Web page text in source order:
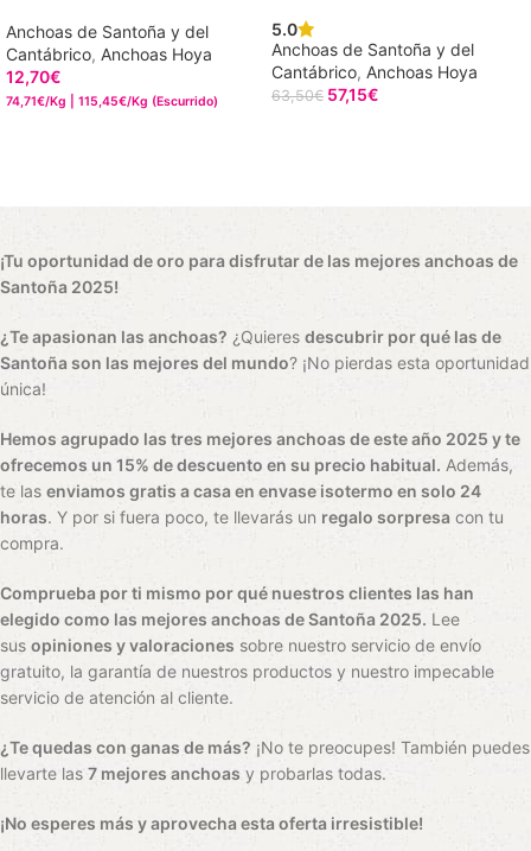
Anchoas de Santoña y del
Cantábrico, Anchoas Hoya
12,70€
74,71€/Kg | 115,45€/Kg (Escurrido)
5.0
Anchoas de Santoña y del
Cantábrico, Anchoas Hoya
63,50€ 57,15€
¡Tu oportunidad de oro para disfrutar de las mejores anchoas de
Santoña 2025!
¿Te apasionan las anchoas? ¿Quieres descubrir por qué las de
Santoña son las mejores del mundo? ¡No pierdas esta oportunidad
única!
Hemos agrupado las tres mejores anchoas de este año 2025 y te
ofrecemos un 15% de descuento en su precio habitual. Además,
te las enviamos gratis a casa en envase isotermo en solo 24
horas. Y por si fuera poco, te llevarás un regalo sorpresa con tu
compra.
Comprueba por ti mismo por qué nuestros clientes las han
elegido como las mejores anchoas de Santoña 2025. Lee
sus opiniones y valoraciones sobre nuestro servicio de envío
gratuito, la garantía de nuestros productos y nuestro impecable
servicio de atención al cliente.
¿Te quedas con ganas de más? ¡No te preocupes! También puedes
llevarte las 7 mejores anchoas y probarlas todas.
¡No esperes más y aprovecha esta oferta irresistible!